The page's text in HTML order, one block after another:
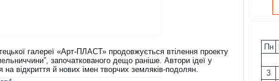
галереї «Арт-ПЛАСТ» продовжується втілення проекту
започаткованого дещо раніше. Автори ідеї у
відкриття й нових імен творчих земляків-подолян.
Пн
3